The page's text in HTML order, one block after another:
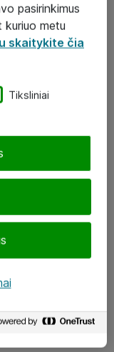
pasirinkimus
kuriuo metu
skaitykite čia
Tiksliniai